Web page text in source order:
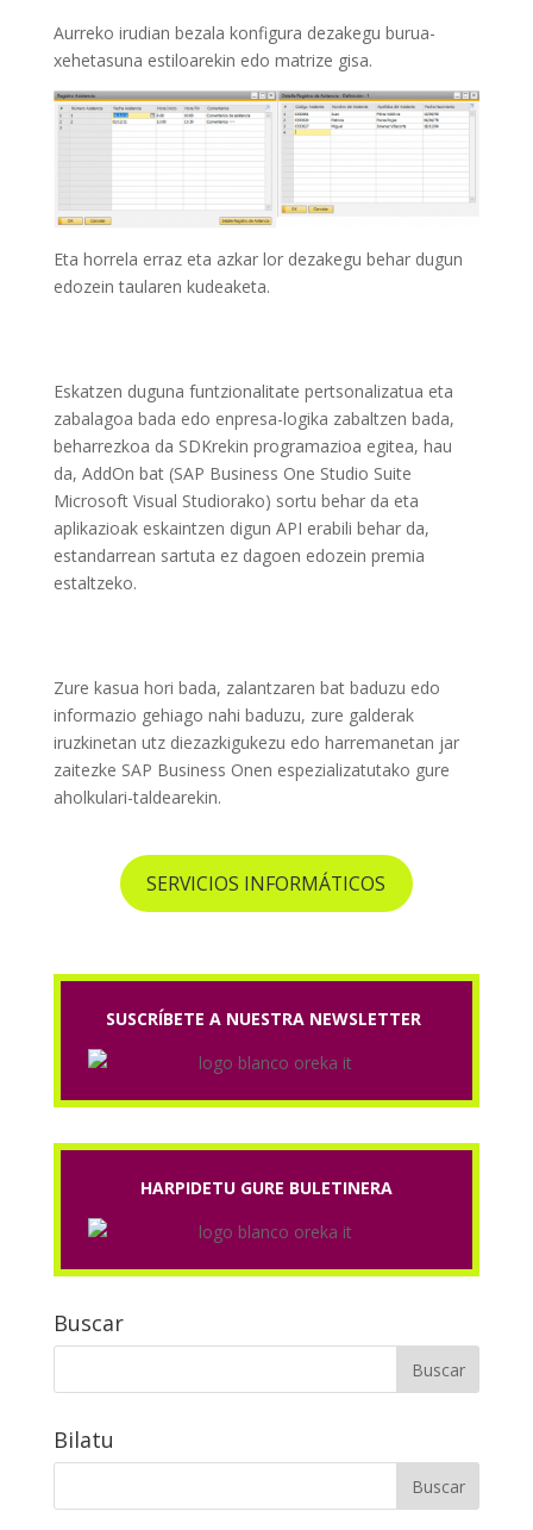
Aurreko irudian bezala konfigura dezakegu burua-
xehetasuna estiloarekin edo matrize gisa.
Eta horrela erraz eta azkar lor dezakegu behar dugun
edozein taularen kudeaketa.
Eskatzen duguna funtzionalitate pertsonalizatua eta
zabalagoa bada edo enpresa-logika zabaltzen bada,
beharrezkoa da SDKrekin programazioa egitea, hau
da, AddOn bat (SAP Business One Studio Suite
Microsoft Visual Studiorako) sortu behar da eta
aplikazioak eskaintzen digun API erabili behar da,
estandarrean sartuta ez dagoen edozein premia
estaltzeko.
Zure kasua hori bada, zalantzaren bat baduzu edo
informazio gehiago nahi baduzu, zure galderak
iruzkinetan utz diezazkigukezu edo harremanetan jar
zaitezke SAP Business Onen espezializatutako gure
aholkulari-taldearekin.
SERVICIOS INFORMÁTICOS
SUSCRÍBETE A NUESTRA NEWSLETTER
HARPIDETU GURE BULETINERA
Buscar
Bilatu